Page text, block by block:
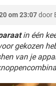
WINDOWS
SNAPCHAT
WINDOWS
om 23:07door
in één
gekozen
van je